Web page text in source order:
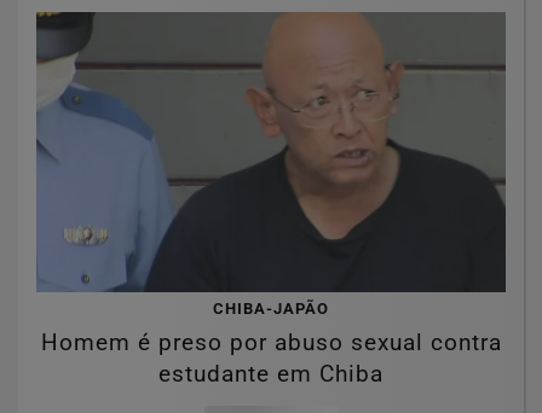
CHIBA-JAPÃO
Homem é preso por abuso sexual contra
estudante em Chiba